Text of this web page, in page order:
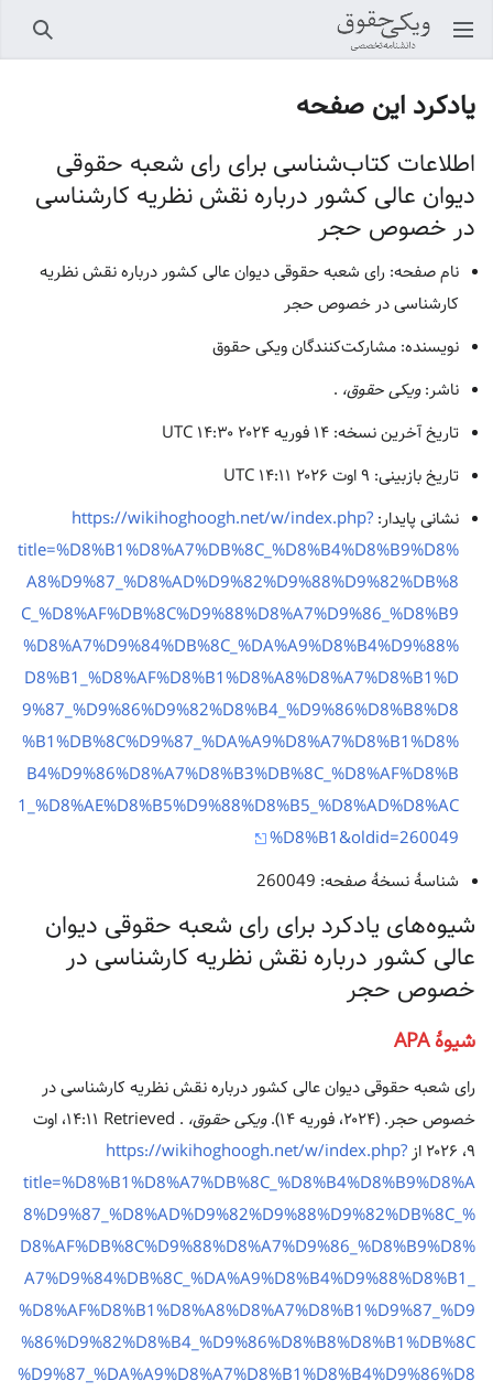
باز کردن منو اصلی جستجو
یادکرد این صفحه
اطلاعات کتاب‌شناسی برای رای شعبه حقوقی
دیوان عالی کشور درباره نقش نظریه کارشناسی
در خصوص حجر
نام صفحه: رای شعبه حقوقی دیوان عالی کشور درباره نقش نظریه
کارشناسی در خصوص حجر
نویسنده: مشارکت‌کنندگان ویکی حقوق
ناشر:ویکی حقوق، .
تاریخ آخرین نسخه: ۱۴ فوریه ۲۰۲۴ ‏۱۴:۳۰ UTC
تاریخ بازبینی: ۹ اوت ۲۰۲۶ ‏۱۴:۱۱ UTC
نشانی پایدار: https://wikihoghoogh.net/w/index.php?
title=%D8%B1%D8%A7%DB%8C_%D8%B4%D8%B9%D8%
A8%D9%87_%D8%AD%D9%82%D9%88%D9%82%DB%8
C_%D8%AF%DB%8C%D9%88%D8%A7%D9%86_%D8%B9
%D8%A7%D9%84%DB%8C_%DA%A9%D8%B4%D9%88%
D8%B1_%D8%AF%D8%B1%D8%A8%D8%A7%D8%B1%D
9%87_%D9%86%D9%82%D8%B4_%D9%86%D8%B8%D8
%B1%DB%8C%D9%87_%DA%A9%D8%A7%D8%B1%D8%
B4%D9%86%D8%A7%D8%B3%DB%8C_%D8%AF%D8%B
1_%D8%AE%D8%B5%D9%88%D8%B5_%D8%AD%D8%AC
%D8%B1&oldid=260049
شناسهٔ نسخهٔ صفحه: 260049
شیوه‌های یادکرد برای رای شعبه حقوقی دیوان
عالی کشور درباره نقش نظریه کارشناسی در
خصوص حجر
شیوهٔ APA
رای شعبه حقوقی دیوان عالی کشور درباره نقش نظریه کارشناسی در
خصوص حجر. (۲۰۲۴، فوریه ۱۴).
ویکی حقوق،
. Retrieved ‏۱۴:۱۱، اوت
۹، ۲۰۲۶ از
https://wikihoghoogh.net/w/index.php?
title=%D8%B1%D8%A7%DB%8C_%D8%B4%D8%B9%D8%A
8%D9%87_%D8%AD%D9%82%D9%88%D9%82%DB%8C_%
D8%AF%DB%8C%D9%88%D8%A7%D9%86_%D8%B9%D8%
A7%D9%84%DB%8C_%DA%A9%D8%B4%D9%88%D8%B1_
%D8%AF%D8%B1%D8%A8%D8%A7%D8%B1%D9%87_%D9
%86%D9%82%D8%B4_%D9%86%D8%B8%D8%B1%DB%8C
%D9%87_%DA%A9%D8%A7%D8%B1%D8%B4%D9%86%D8